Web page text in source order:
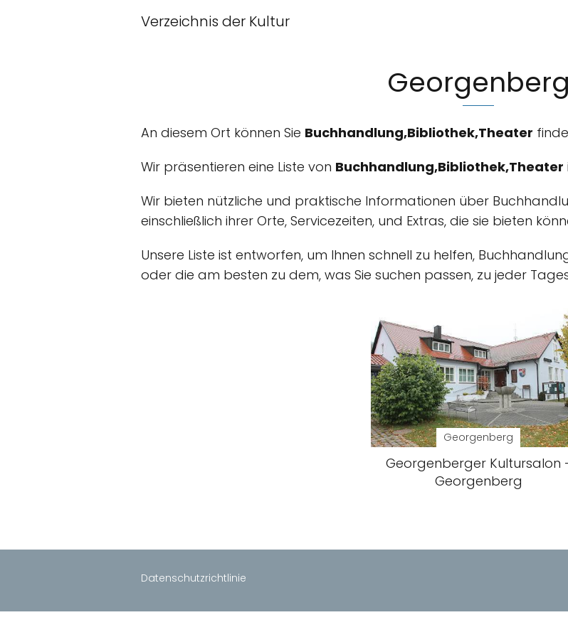
Verzeichnis der Kultur
Georgenberg
An diesem Ort können Sie Buchhandlung,Bibliothek,Theater
Wir präsentieren eine Liste von Buchhandlung,Bibliothek,Theater
Wir bieten nützliche und praktische Informationen über
einschließlich ihrer Orte, Servicezeiten, und Extras, die sie bieten
Unsere Liste ist entworfen, um Ihnen schnell zu helfen,
oder die am besten zu dem, was Sie suchen passen, zu jeder
Georgenberg
Georgenberger Kultursalon
Georgenberg
Datenschutzrichtlinie